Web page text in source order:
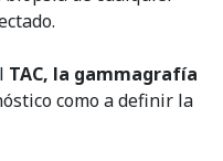
TAC, la gammagrafía
como a definir la